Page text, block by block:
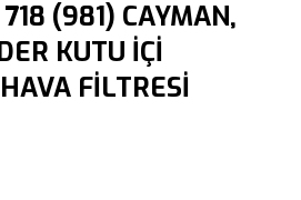
(981) CAYMAN,
KUTU İÇİ
FİLTRESİ